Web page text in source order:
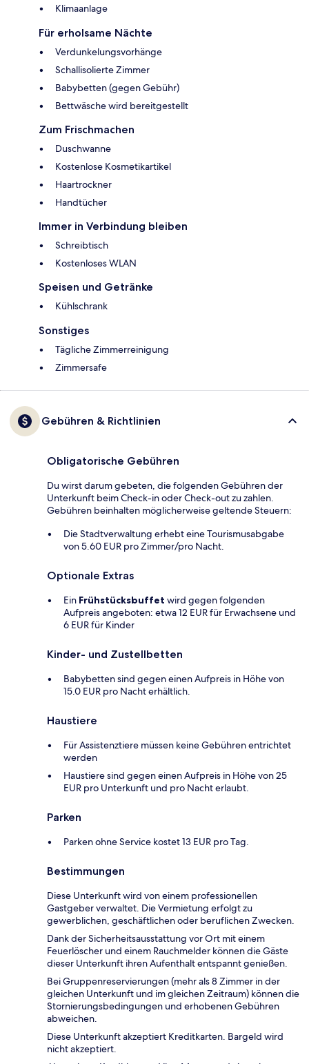
Klimaanlage
Für erholsame Nächte
Verdunkelungsvorhänge
Schallisolierte Zimmer
Babybetten (gegen Gebühr)
Bettwäsche wird bereitgestellt
Zum Frischmachen
Duschwanne
Kostenlose Kosmetikartikel
Haartrockner
Handtücher
Immer in Verbindung bleiben
Schreibtisch
Kostenloses WLAN
Speisen und Getränke
Kühlschrank
Sonstiges
Tägliche Zimmerreinigung
Zimmersafe
Gebühren & Richtlinien
Obligatorische Gebühren
Du wirst darum gebeten, die folgenden Gebühren der
Unterkunft beim Check-in oder Check-out zu zahlen.
Gebühren beinhalten möglicherweise geltende Steuern:
Die Stadtverwaltung erhebt eine Tourismusabgabe
von 5.60 EUR pro Zimmer/pro Nacht.
Optionale Extras
Ein Frühstücksbuffet wird gegen folgenden
Aufpreis angeboten: etwa 12 EUR für Erwachsene und
6 EUR für Kinder
Kinder- und Zustellbetten
Babybetten sind gegen einen Aufpreis in Höhe von
15.0 EUR pro Nacht erhältlich.
Haustiere
Für Assistenztiere müssen keine Gebühren entrichtet
werden
Haustiere sind gegen einen Aufpreis in Höhe von 25
EUR pro Unterkunft und pro Nacht erlaubt.
Parken
Parken ohne Service kostet 13 EUR pro Tag.
Bestimmungen
Diese Unterkunft wird von einem professionellen
Gastgeber verwaltet. Die Vermietung erfolgt zu
gewerblichen, geschäftlichen oder beruflichen Zwecken.
Dank der Sicherheitsausstattung vor Ort mit einem
Feuerlöscher und einem Rauchmelder können die Gäste
dieser Unterkunft ihren Aufenthalt entspannt genießen.
Bei Gruppenreservierungen (mehr als 8 Zimmer in der
gleichen Unterkunft und im gleichen Zeitraum) können die
Stornierungsbedingungen und erhobenen Gebühren
abweichen.
Diese Unterkunft akzeptiert Kreditkarten. Bargeld wird
nicht akzeptiert.